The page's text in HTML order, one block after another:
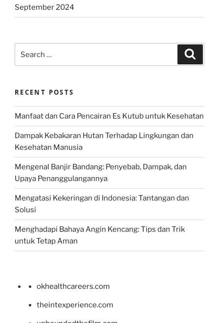
September 2024
for:
RECENT POSTS
Manfaat dan Cara Pencairan Es Kutub untuk Kesehatan
Dampak Kebakaran Hutan Terhadap Lingkungan dan
Kesehatan Manusia
Mengenal Banjir Bandang: Penyebab, Dampak, dan
Upaya Penanggulangannya
Mengatasi Kekeringan di Indonesia: Tantangan dan
Solusi
Menghadapi Bahaya Angin Kencang: Tips dan Trik
untuk Tetap Aman
okhealthcareers.com
theintexperience.com